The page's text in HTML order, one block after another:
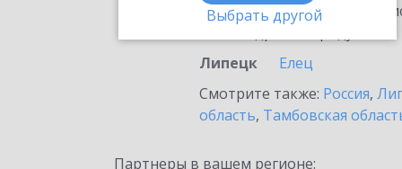
Выбрать другой
Ознакомьтесь с
Липецк
Елец
Смотрите также: Россия,
область, Тамбовская
Партнеры в вашем регионе: